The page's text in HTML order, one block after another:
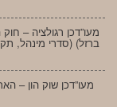
מעו”דכן רגולציה –
ברזל) (סדרי מינהל, תקופות
מעו”דכן שוק הון –